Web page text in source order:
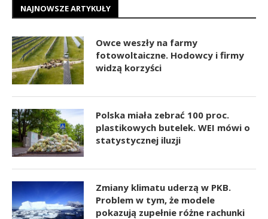
NAJNOWSZE ARTYKUŁY
Owce weszły na farmy
fotowoltaiczne. Hodowcy i firmy
widzą korzyści
Polska miała zebrać 100 proc.
plastikowych butelek. WEI mówi o
statystycznej iluzji
Zmiany klimatu uderzą w PKB.
Problem w tym, że modele
pokazują zupełnie różne rachunki